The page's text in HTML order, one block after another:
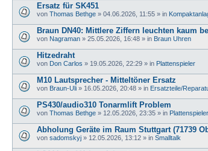
Ersatz für SK451
von Thomas Bethge » 04.06.2026, 11:55 » in
Braun DN40: Mittlere Ziffern leuchten kaum
von Nagraman » 25.05.2026, 16:48 » in Braun Uhren
Hitzedraht
von Don Carlos » 19.05.2026, 22:29 » in Plattenspieler
M10 Lautsprecher - Mitteltöner Ersatz
von Braun-Uli » 16.05.2026, 20:48 » in Ersatzteile/
PS430/audio310 Tonarmlift Problem
von Thomas Bethge » 12.05.2026, 23:35 » in Plattenspieler
Abholung Geräte im Raum Stuttgart (71739
von sadomskyj » 12.05.2026, 13:12 » in Smalltalk